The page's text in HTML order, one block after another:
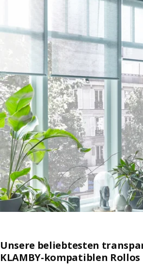
Unsere beliebtesten
KLAMBY-kompatiblen Rollos